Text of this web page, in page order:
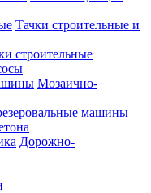
Тачки строительные и
строительные
Мозаично-
машины
Дорожно-